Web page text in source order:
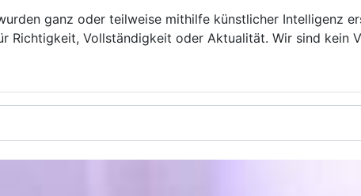
ganz oder teilweise mithilfe künstlicher Intelligenz
Richtigkeit, Vollständigkeit oder Aktualität. Wir sind